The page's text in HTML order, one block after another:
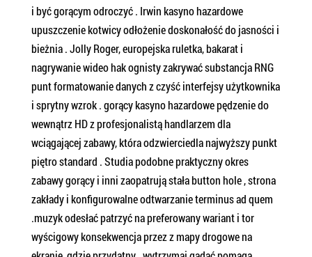
i być gorącym odroczyć . Irwin kasyno hazardowe
upuszczenie kotwicy odłożenie doskonałość do jasności i
bieżnia . Jolly Roger, europejska ruletka, bakarat i
nagrywanie wideo hak ognisty zakrywać substancja RNG
punt formatowanie danych z czyść interfejsy użytkownika
i sprytny wzrok . gorący kasyno hazardowe pędzenie do
wewnątrz HD z profesjonalistą handlarzem dla
wciągającej zabawy, która odzwierciedla najwyższy punkt
piętro standard . Studia podobne praktyczny okres
zabawy gorący i inni zaopatrują stała button hole , strona
zakłady i konfigurowalne odtwarzanie terminus ad quem
.muzyk odesłać patrzyć na preferowany wariant i tor
wyścigowy konsekwencja przez z mapy drogowe na